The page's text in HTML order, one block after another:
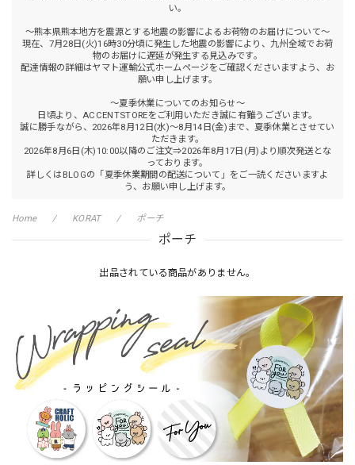
い。
～熊本県熊本地方を震源とする地震の影響によるお荷物のお届けについて～
現在、7月28日(火)16時30分頃に発生した地震の影響により、九州全域でお荷
物のお届けに遅延が発生する見込みです。
配達情報の詳細はヤマト運輸公式ホームページをご確認くださいますよう、お
願い申し上げます。
～夏季休業についてのお知らせ～
日頃より、ACCENTSTOREをご利用いただき誠に有難うございます。
誠に勝手ながら、2026年8月12日(水)～8月14日(金)まで、夏季休業とさせてい
ただきます。
2026年8月6日(木)10:00以降のご注文⇒2026年8月17日(月)より順次発送とな
っております。
詳しくはBLOGの「夏季休業期間の配送について」をご一読くださいますよ
う、お願い申し上げます。
Home KORAT ポーチ
ポーチ
出品されている商品がありません。